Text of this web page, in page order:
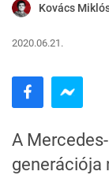
Kovács
2020.06.21.
A
generációja